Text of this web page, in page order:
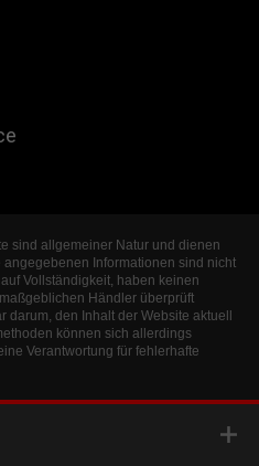
sind allgemeiner Natur und dienen
Informationen sind nicht
Vollständigkeit, haben keinen
Händler überprüft
den Inhalt der Website aktuell
können sich allerdings
Verantwortung für fehlerhafte